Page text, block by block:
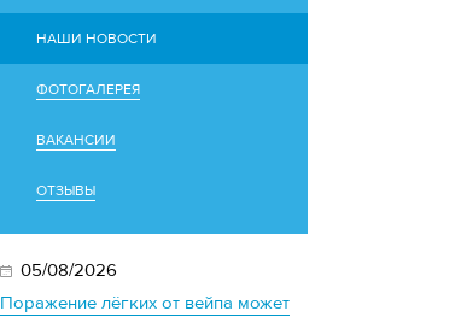
НАШИ НОВОСТИ
ФОТОГАЛЕРЕЯ
ВАКАНСИИ
ОТЗЫВЫ
05/08/2026
Поражение лёгких от вейпа может